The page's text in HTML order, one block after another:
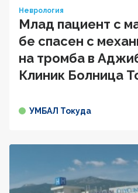
Неврология
Млад пациент с
бе спасен с
на тромба в
Клиник Болница
УМБАЛ Токуда